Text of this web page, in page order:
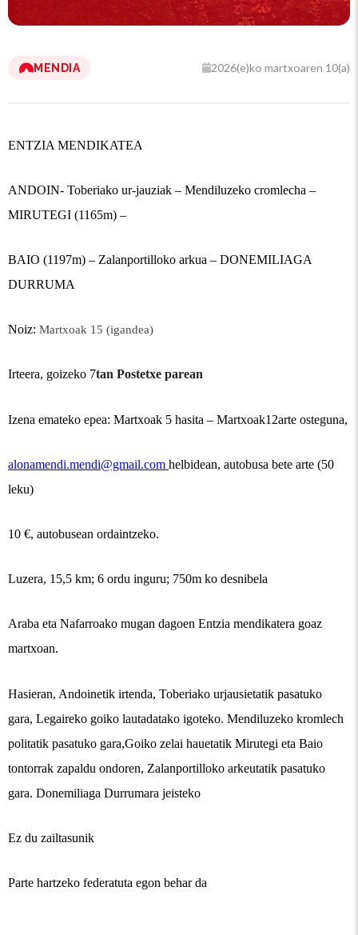
MENDIA 2026(e)ko martxoaren 10(a)
ENTZIA MENDIKATEA
ANDOIN- Toberiako ur-jauziak – Mendiluzeko cromlecha –
MIRUTEGI (1165m) –
BAIO (1197m) – Zalanportilloko arkua – DONEMILIAGA
DURRUMA
Noiz: Martxoak 15 (igandea)
Irteera, goizeko 7tan Postetxe parean
Izena emateko epea: Martxoak 5 hasita – Martxoak12arte osteguna,
alonamendi.mendi@gmail.com helbidean, autobusa bete arte (50
leku)
10 €, autobusean ordaintzeko.
Luzera, 15,5 km; 6 ordu inguru; 750m ko desnibela
Araba eta Nafarroako mugan dagoen Entzia mendikatera goaz
martxoan.
Hasieran, Andoinetik irtenda, Toberiako urjausietatik pasatuko
gara, Legaireko goiko lautadatako igoteko. Mendiluzeko kromlech
politatik pasatuko gara,Goiko zelai hauetatik Mirutegi eta Baio
tontorrak zapaldu ondoren, Zalanportilloko arkeutatik pasatuko
gara. Donemiliaga Durrumara jeisteko
Ez du zailtasunik
Parte hartzeko federatuta egon behar da